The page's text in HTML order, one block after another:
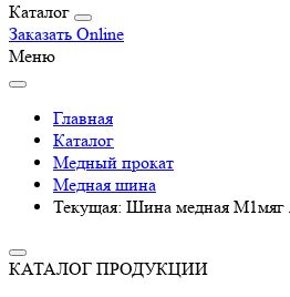
Каталог
Заказать Online
Меню
Главная
Каталог
Медный прокат
Медная шина
Текущая: Шина медная М1мяг
КАТАЛОГ ПРОДУКЦИИ